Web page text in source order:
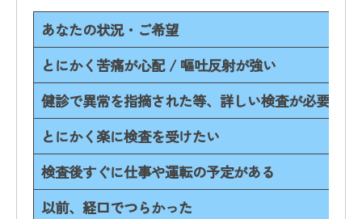
あなたの状況・ご希望
とにかく苦痛が心配 / 嘔吐反射が強い
健診で異常を指摘された等、詳しい検査が必要な場
とにかく楽に検査を受けたい
検査後すぐに仕事や運転の予定がある
以前、経口でつらかった